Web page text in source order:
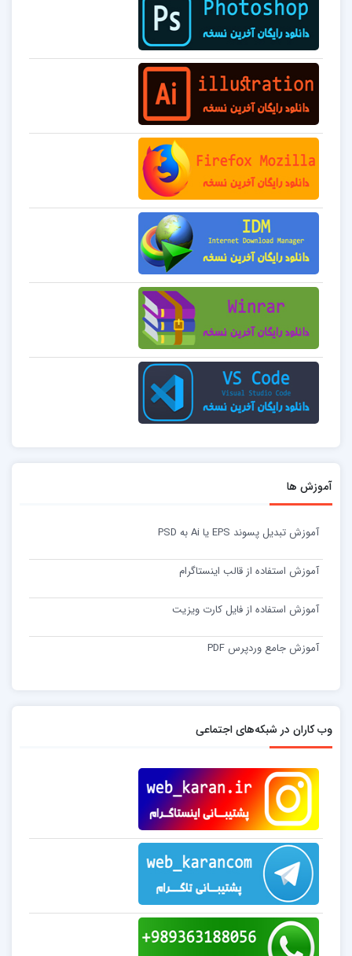
آموزش ها
آموزش تبدیل پسوند EPS یا Ai به PSD
آموزش استفاده از قالب اینستاگرام
آموزش استفاده از فایل کارت ویزیت
آموزش جامع وردپرس PDF
وب کاران در شبکه‌های اجتماعی